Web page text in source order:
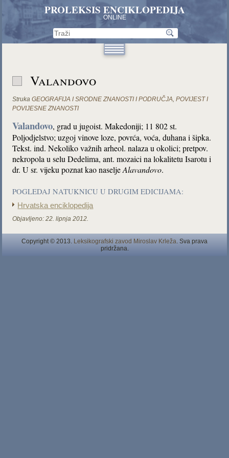
PROLEKSIS ENCIKLOPEDIJA
ONLINE
Valandovo
Struka GEOGRAFIJA I SRODNE ZNANOSTI I PODRUČJA,POVIJEST I
POVIJESNE ZNANOSTI
Valandovo, grad u jugoist. Makedoniji; 11 802 st.
Poljodjelstvo; uzgoj vinove loze, povrća, voća, duhana i šipka.
Tekst. ind. Nekoliko važnih arheol. nalaza u okolici; pretpov.
nekropola u selu Dedelima, ant. mozaici na lokalitetu Isarotu i
dr. U sr. vijeku poznat kao naseljeAlavandovo.
POGLEDAJ NATUKNICU U DRUGIM EDICIJAMA:
Hrvatska enciklopedija
Objavljeno: 22. lipnja 2012.
Copyright © 2013. Leksikografski zavod Miroslav Krleža. Sva prava
pridržana.